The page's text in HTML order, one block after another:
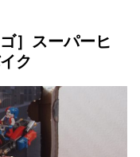
］スーパーヒ
ク